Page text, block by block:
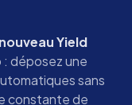
Yield
: déposez une
sans
constante de